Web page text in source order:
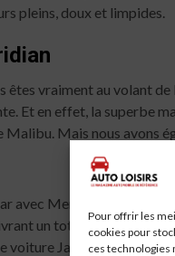
Pour offrir les
cookies pour
ces technologies
pleins, doux et limpides.
êtes vraiment au volant
Et en effet, la superbe
Malibu. Mais nous avons
avec Meridian, qui
un total de 380 watts
voiture Jaguar de